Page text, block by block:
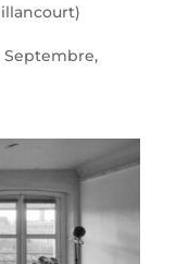
Septembre,